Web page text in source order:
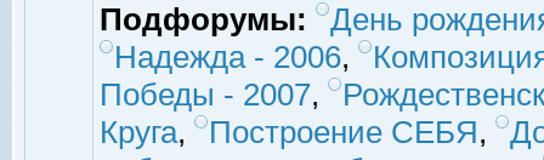
Подфорумы:
День
Надежда - 2006,
Победы - 2007,
Круга, Построение СЕБЯ,